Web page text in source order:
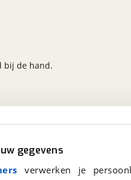
gegevens
verwerken je
bij de hand.